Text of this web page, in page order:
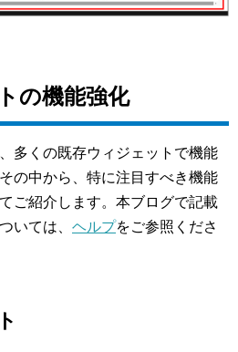
の機能強化
多くの既存ウィジェットで機能
の中から、特に注目すべき機能
ご紹介します。本ブログで記載
いては、 ヘルプをご参照くださ